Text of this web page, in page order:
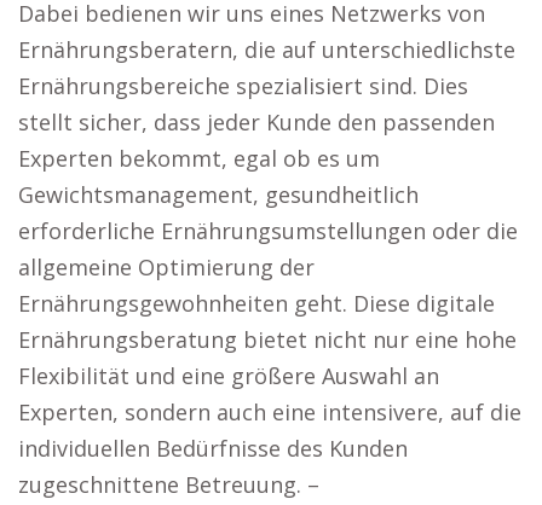
Dabei bedienen wir uns eines Netzwerks von
Ernährungsberatern, die auf unterschiedlichste
Ernährungsbereiche spezialisiert sind. Dies
stellt sicher, dass jeder Kunde den passenden
Experten bekommt, egal ob es um
Gewichtsmanagement, gesundheitlich
erforderliche Ernährungsumstellungen oder die
allgemeine Optimierung der
Ernährungsgewohnheiten geht. Diese digitale
Ernährungsberatung bietet nicht nur eine hohe
Flexibilität und eine größere Auswahl an
Experten, sondern auch eine intensivere, auf die
individuellen Bedürfnisse des Kunden
zugeschnittene Betreuung. –